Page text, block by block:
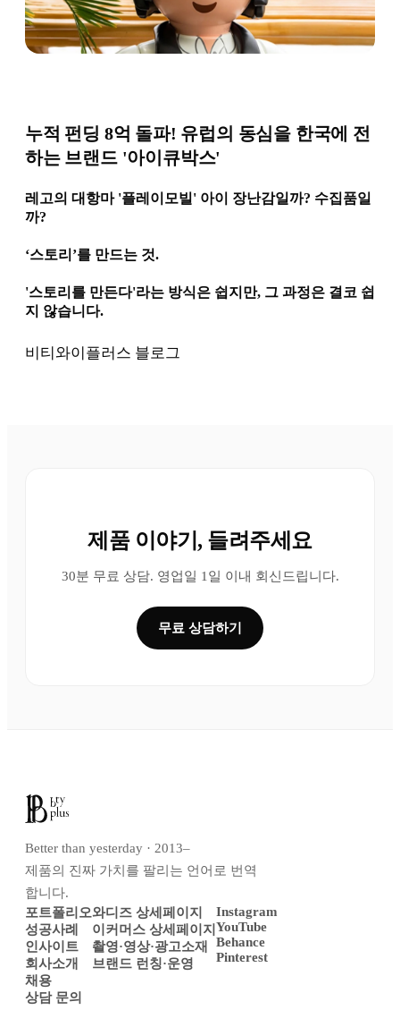
누적 펀딩 8억 돌파! 유럽의 동심을 한국에 전
하는 브랜드 '아이큐박스'
레고의 대항마 '플레이모빌' 아이 장난감일까? 수집품일
까?
‘스토리’를 만드는 것.
'스토리를 만든다'라는 방식은 쉽지만, 그 과정은 결코 쉽
지 않습니다.
비티와이플러스 블로그
제품 이야기, 들려주세요
30분 무료 상담. 영업일 1일 이내 회신드립니다.
무료 상담하기
Better than yesterday · 2013–
제품의 진짜 가치를 팔리는 언어로 번역
합니다.
포트폴리오
성공사례
인사이트
회사소개
채용
상담 문의
와디즈 상세페이지
이커머스 상세페이지
촬영·영상·광고소재
브랜드 런칭·운영
Instagram
YouTube
Behance
Pinterest